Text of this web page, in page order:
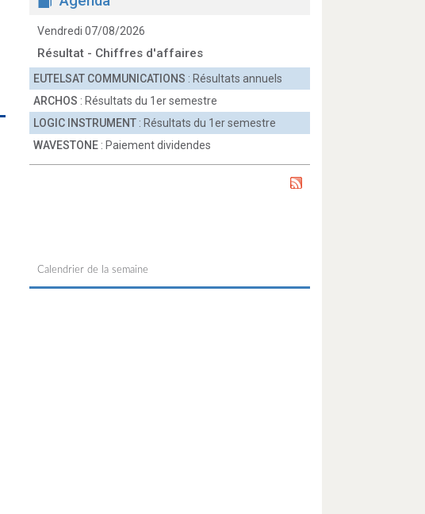
Vendredi 07/08/2026
Résultat - Chiffres d'affaires
EUTELSAT COMMUNICATIONS : Résultats annuels
ARCHOS : Résultats du 1er semestre
LOGIC INSTRUMENT : Résultats du 1er semestre
WAVESTONE : Paiement dividendes
Calendrier de la semaine